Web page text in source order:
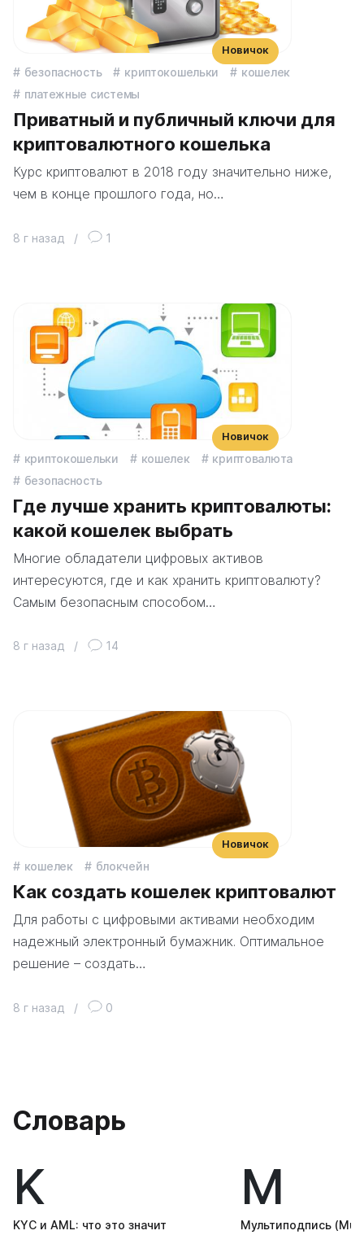
безопасность криптокошельки
кошелек
платежные системы
Приватный и публичный ключи для
криптовалютного кошелька
Курс криптовалют в 2018 году значительно ниже,
чем в конце прошлого года, но…
8 г назад / 1
Новичок
криптокошельки кошелек
криптовалюта
безопасность
Где лучше хранить криптовалюты:
какой кошелек выбрать
Многие обладатели цифровых активов
интересуются, где и как хранить криптовалюту?
Самым безопасным способом…
8 г назад / 14
Новичок
кошелек блокчейн
Как создать кошелек криптовалют
Для работы с цифровыми активами необходим
надежный электронный бумажник. Оптимальное
решение – создать…
8 г назад / 0
Новичок
Словарь
K
KYС и AML: что это значит
М
Мультиподпись